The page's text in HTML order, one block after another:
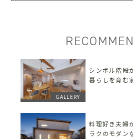
GALLERY
シンボル階段
暮らしを育む
料理好き夫婦
ラクのモダン